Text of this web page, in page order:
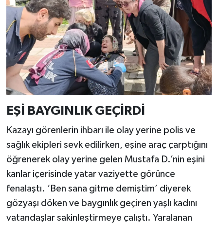
EŞİ BAYGINLIK GEÇİRDİ
Kazayı görenlerin ihbarı ile olay yerine polis ve
sağlık ekipleri sevk edilirken, eşine araç çarptığını
öğrenerek olay yerine gelen Mustafa D.’nin eşini
kanlar içerisinde yatar vaziyette görünce
fenalaştı. ‘Ben sana gitme demiştim’ diyerek
gözyaşı döken ve baygınlık geçiren yaşlı kadını
vatandaşlar sakinleştirmeye çalıştı. Yaralanan